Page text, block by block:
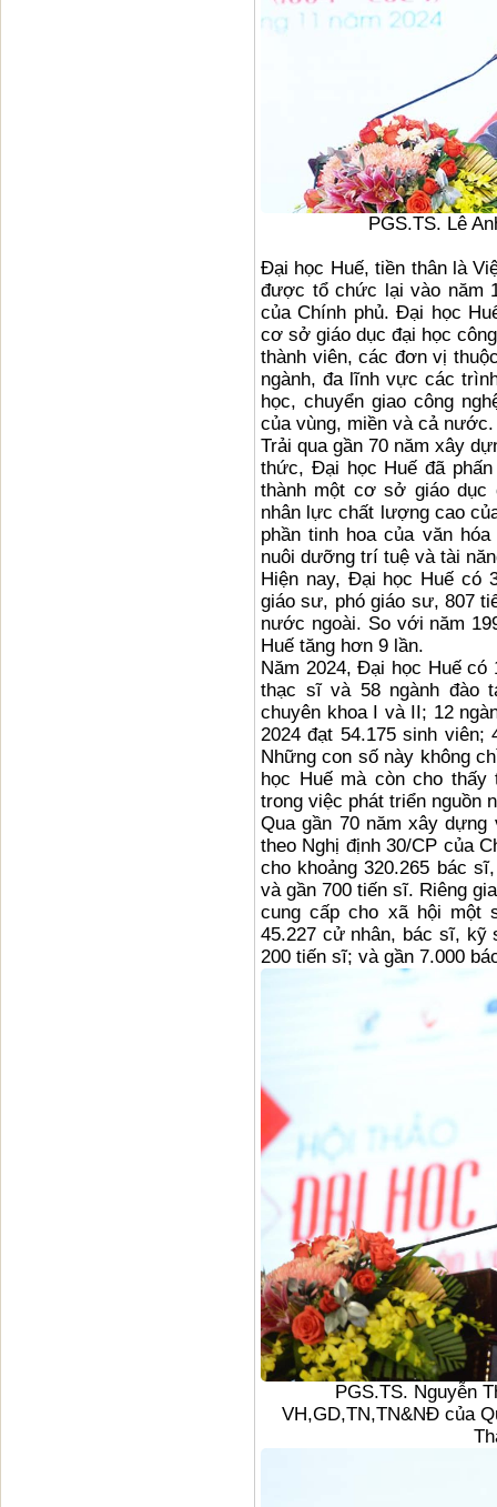
PGS.TS. Lê
Đại học Huế, tiền thân là
được tổ chức lại vào năm
của Chính phủ. Đại học
cơ sở giáo dục đại học
thành viên, các đơn vị
ngành, đa lĩnh vực các
học, chuyển giao công
của vùng, miền và cả nước.
Trải qua gần 70 năm xây
thức, Đại học Huế đã
thành một cơ sở giáo dục
nhân lực chất lượng cao
phần tinh hoa của văn
nuôi dưỡng trí tuệ và tài
Hiện nay, Đại học Huế có
giáo sư, phó giáo sư, 807
nước ngoài. So với năm
Huế tăng hơn 9 lần.
Năm 2024, Đại học Huế có
thạc sĩ và 58 ngành đào
chuyên khoa I và II; 12
2024 đạt 54.175 sinh viên;
Những con số này không
học Huế mà còn cho
trong việc phát triển nguồn
Qua gần 70 năm xây
theo Nghị định 30/CP của
cho khoảng 320.265 bác
và gần 700 tiến sĩ. Riêng
cung cấp cho xã hội một
45.227 cử nhân, bác sĩ, kỹ
200 tiến sĩ; và gần 7.000
PGS.TS. Nguyễn
VH,GD,TN,TN&NĐ của